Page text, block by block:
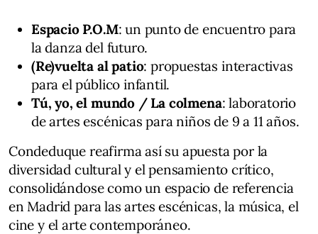
Espacio P.O.M: un punto de encuentro para
la danza del futuro.
(Re)vuelta al patio: propuestas interactivas
para el público infantil.
Tú, yo, el mundo / La colmena: laboratorio
de artes escénicas para niños de 9 a 11 años.
Condeduque reafirma así su apuesta por la
diversidad cultural y el pensamiento crítico,
consolidándose como un espacio de referencia
en Madrid para las artes escénicas, la música, el
cine y el arte contemporáneo.